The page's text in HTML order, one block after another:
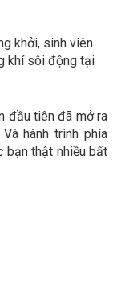
khởi, sinh viên
khí sôi động tại
đầu tiên đã mở ra
hành trình phía
bạn thật nhiều bất